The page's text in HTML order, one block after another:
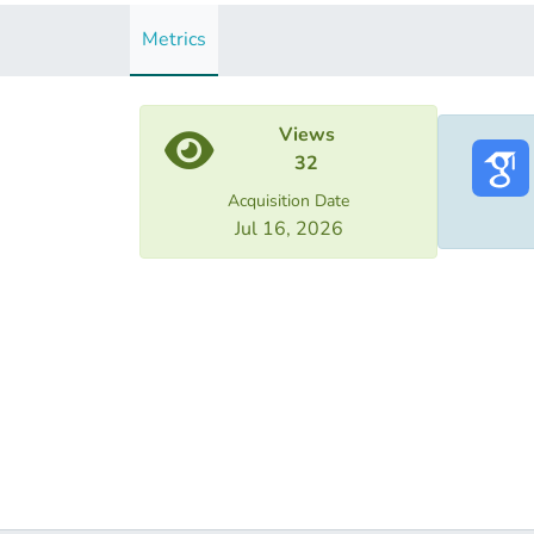
Metrics
Views
32
Acquisition Date
Jul 16, 2026